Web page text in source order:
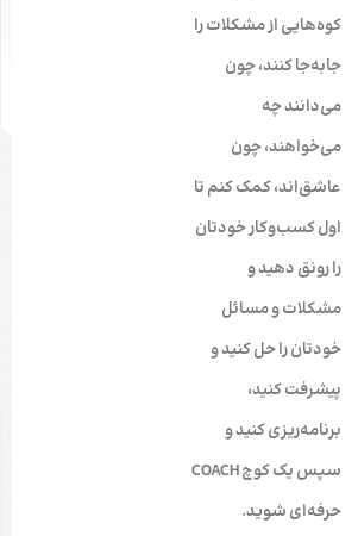
کوه‌هایی از مشکلات را
جابه‌جا کنند، چون
می‌دانند چه
می‌خواهند، چون
عاشق‌اند، کمک کنم تا
اول کسب‌وکار خودتان
رارونق دهیدو
مشکلات و مسائل
خودتان را حل کنید و
پیشرفت کنید،
برنامه‌ریزی کنید و
سپس یک کوچ COACH
حرفه‌ای شوید.